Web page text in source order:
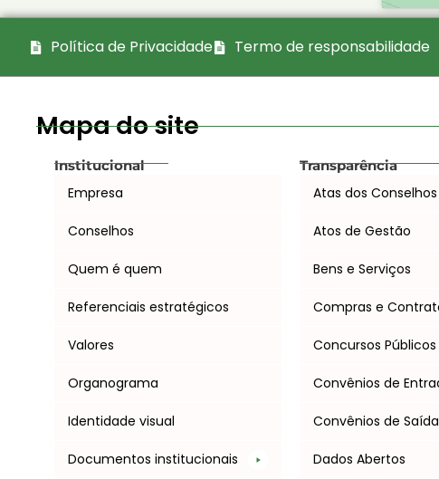
Política de Privacidade Termo de responsabilidade
Mapa do site
Institucional
Empresa
Conselhos
Quem é quem
Referenciais estratégicos
Valores
Organograma
Identidade visual
Documentos institucionais
Transparência
Atas dos Conselhos
Atos de Gestão
Bens e Serviços
Compras e
Concursos Públicos
Convênios de
Convênios de
Dados Abertos